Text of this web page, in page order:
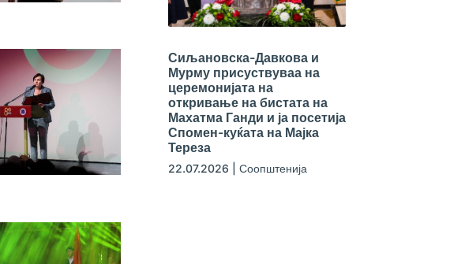
Сиљановска-Давкова и
Мурму присуствуваа на
церемонијата на
откривање на бистата на
Махатма Ганди и ја посетија
Спомен-куќата на Мајка
Тереза
22.07.2026 Соопштенија